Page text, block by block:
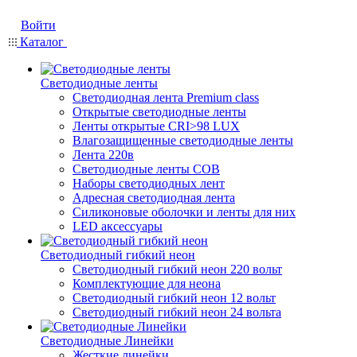
Войти
Каталог
Светодиодные ленты
Светодиодная лента Premium class
Открытые светодиодные ленты
Ленты открытые CRI>98 LUX
Влагозащищенные светодиодные ленты
Лента 220в
Светодиодные ленты COB
Наборы светодиодных лент
Адресная светодиодная лента
Силиконовые оболочки и ленты для них
LED аксессуары
Светодиодный гибкий неон
Светодиодный гибкий неон 220 вольт
Комплектующие для неона
Светодиодный гибкий неон 12 вольт
Светодиодный гибкий неон 24 вольта
Светодиодные Линейки